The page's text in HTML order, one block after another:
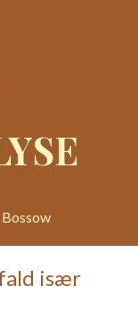
Bossow
især